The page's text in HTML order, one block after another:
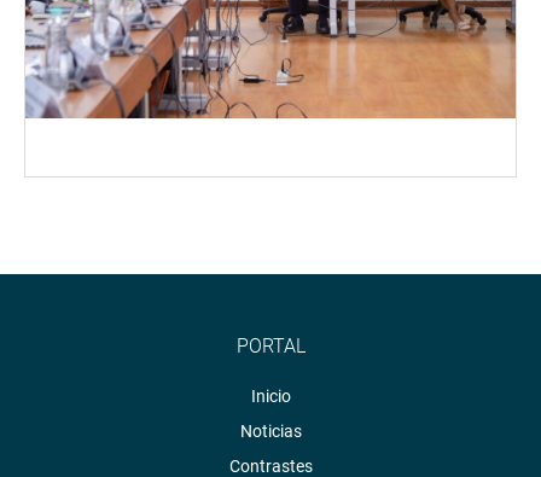
PORTAL
Inicio
Noticias
Contrastes